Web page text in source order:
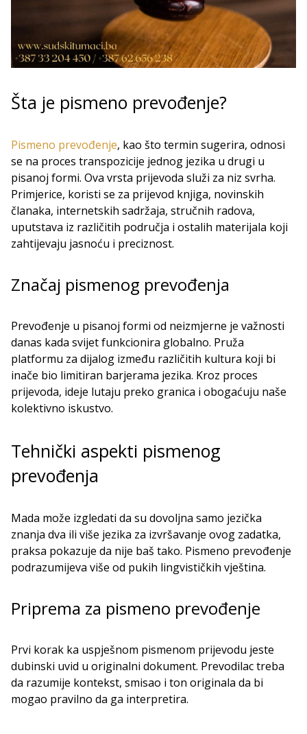
Šta je pismeno prevođenje?
Pismeno prevođenje, kao što termin sugerira, odnosi
se na proces transpozicije jednog jezika u drugi u
pisanoj formi. Ova vrsta prijevoda služi za niz svrha.
Primjerice, koristi se za prijevod knjiga, novinskih
članaka, internetskih sadržaja, stručnih radova,
uputstava iz različitih područja i ostalih materijala koji
zahtijevaju jasnoću i preciznost.
Značaj pismenog prevođenja
Prevođenje u pisanoj formi od neizmjerne je važnosti
danas kada svijet funkcionira globalno. Pruža
platformu za dijalog između različitih kultura koji bi
inače bio limitiran barjerama jezika. Kroz proces
prijevoda, ideje lutaju preko granica i obogaćuju naše
kolektivno iskustvo.
Tehnički aspekti pismenog
prevođenja
Mada može izgledati da su dovoljna samo jezička
znanja dva ili više jezika za izvršavanje ovog zadatka,
praksa pokazuje da nije baš tako. Pismeno prevođenje
podrazumijeva više od pukih lingvističkih vještina.
Priprema za pismeno prevođenje
Prvi korak ka uspješnom pismenom prijevodu jeste
dubinski uvid u originalni dokument. Prevodilac treba
da razumije kontekst, smisao i ton originala da bi
mogao pravilno da ga interpretira.